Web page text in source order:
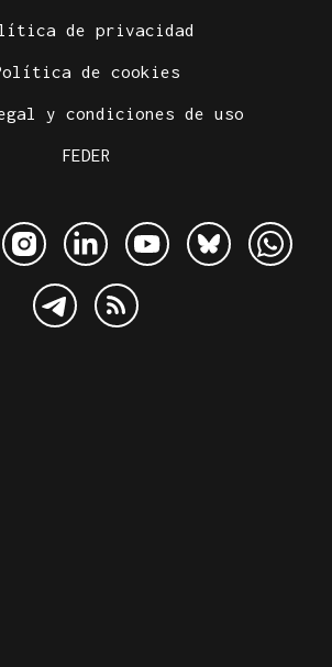
de privacidad
de cookies
y condiciones de uso
FEDER